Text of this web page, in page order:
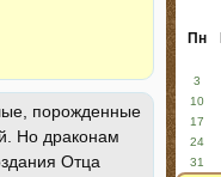
порожденные
Но драконам
Отца
Пн
3
10
17
24
31